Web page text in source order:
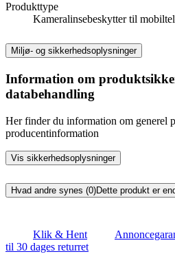
Produkttype
Kameralinsebeskytter til
Miljø- og sikkerhedsoplysninger
Information om
databehandling
Her finder du information om generel
producentinformation
Vis sikkerhedsoplysninger
Hvad andre synes (0)Dette produkt er
Klik & Hent
til 30 dages returret